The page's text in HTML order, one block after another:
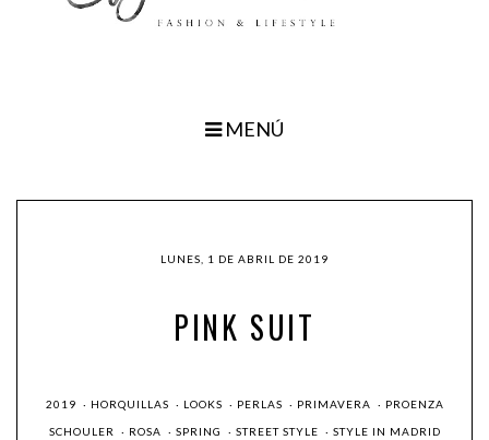
MENÚ
LUNES, 1 DE ABRIL DE 2019
PINK SUIT
2019 · HORQUILLAS · LOOKS · PERLAS · PRIMAVERA · PROENZA
SCHOULER · ROSA · SPRING · STREET STYLE · STYLE IN MADRID